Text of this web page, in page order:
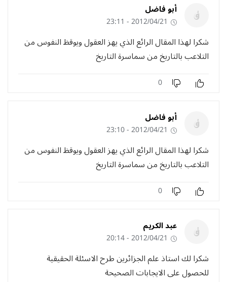
أبو فاضل
2012/04/21 - 23:11
شكرا لهذا المقال الرائع الذي يهز العقول ويوقظ النفوس من
التلاعب بالتاريخ من سماسرة التاريخ
0
أبو فاضل
2012/04/21 - 23:10
شكرا لهذا المقال الرائع الذي يهز العقول ويوقظ النفوس من
التلاعب بالتاريخ من سماسرة التاريخ
0
عبد الكريم
2012/04/21 - 20:14
شكرا لك استاذ علم الجزائرين طرح الاسئلة الحقيقية
للحصول على الايجابات الصحيحة